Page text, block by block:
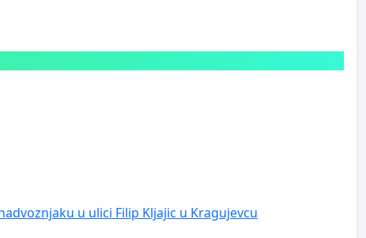
u ulici Filip Kljajic u Kragujevcu